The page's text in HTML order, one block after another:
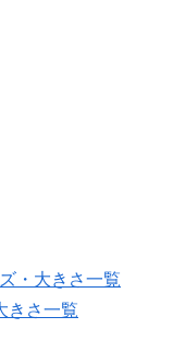
・大きさ一覧
きさ一覧